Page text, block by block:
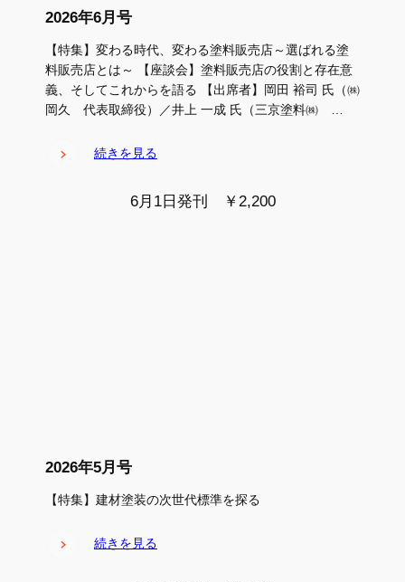
2026年6月号
【特集】変わる時代、変わる塗料販売店～選ばれる塗
料販売店とは～ 【座談会】塗料販売店の役割と存在意
義、そしてこれからを語る 【出席者】岡田 裕司 氏（㈱
岡久 代表取締役）／井上 一成 氏（三京塗料㈱ …
続きを見る
6月1日発刊 ￥2,200
2026年5月号
【特集】建材塗装の次世代標準を探る
続きを見る